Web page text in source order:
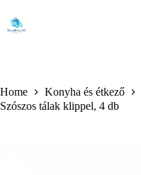
content
Home Konyha és étkező
Szószos tálak klippel, 4 db